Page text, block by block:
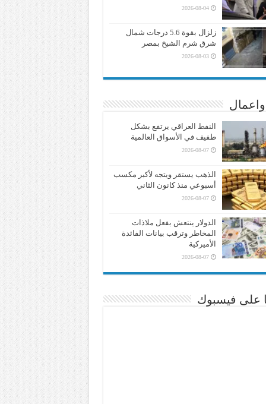
2026-08-04
زلزال بقوة 5.6 درجات شمال
شرق شرم الشيخ بمصر
2026-08-03
النفط العراقي يرتفع بشكل
طفيف في الأسواق العالمية
2026-08-07
الذهب يستقر ويتجه لأكبر مكسب
أسبوعي منذ كانون الثاني
2026-08-07
الدولار ينتعش بفعل ملاذات
المخاطر وترقب بيانات الفائدة
الأميركية
2026-08-07
على فيسبوك